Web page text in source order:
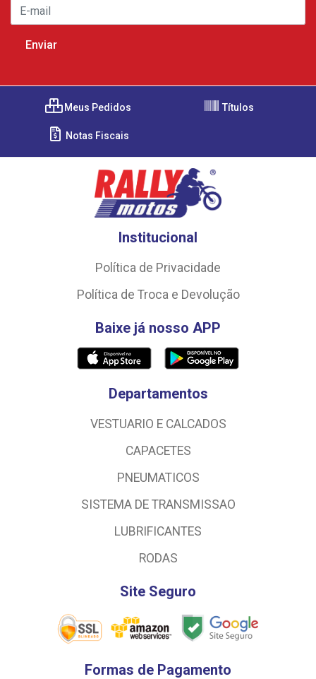
Meus Pedidos Títulos
Notas Fiscais
Institucional
Política de Privacidade
Política de Troca e Devolução
Baixe já nosso APP
Departamentos
VESTUARIO E CALCADOS
CAPACETES
PNEUMATICOS
SISTEMA DE TRANSMISSAO
LUBRIFICANTES
RODAS
Site Seguro
Formas de Pagamento